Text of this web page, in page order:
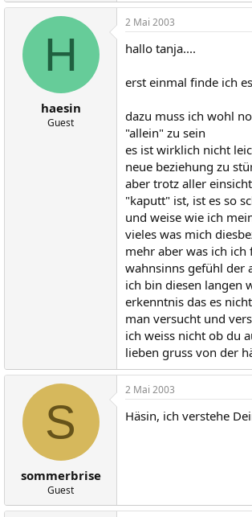
H
haesin
Guest
2 Mai 2003
hallo tanja....
erst einmal finde ich
dazu muss ich wohl
"allein" zu sein
es ist wirklich nicht
neue beziehung zu
aber trotz aller
"kaputt" ist, ist es so
und weise wie ich
vieles was mich
mehr aber was ich
wahnsinns gefühl der
ich bin diesen langen
erkenntnis das es
man versucht und
ich weiss nicht ob du
lieben gruss von der
S
sommerbrise
Guest
2 Mai 2003
Häsin, ich verstehe